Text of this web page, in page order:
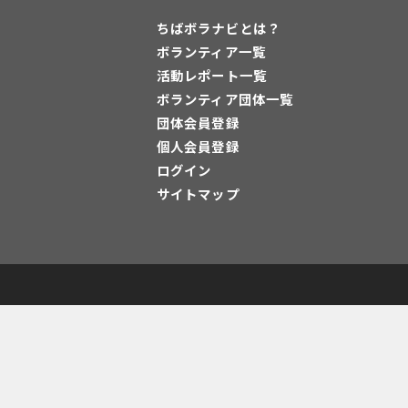
ちばボラナビとは？
ボランティア一覧
活動レポート一覧
ボランティア団体一覧
団体会員登録
個人会員登録
ログイン
サイトマップ